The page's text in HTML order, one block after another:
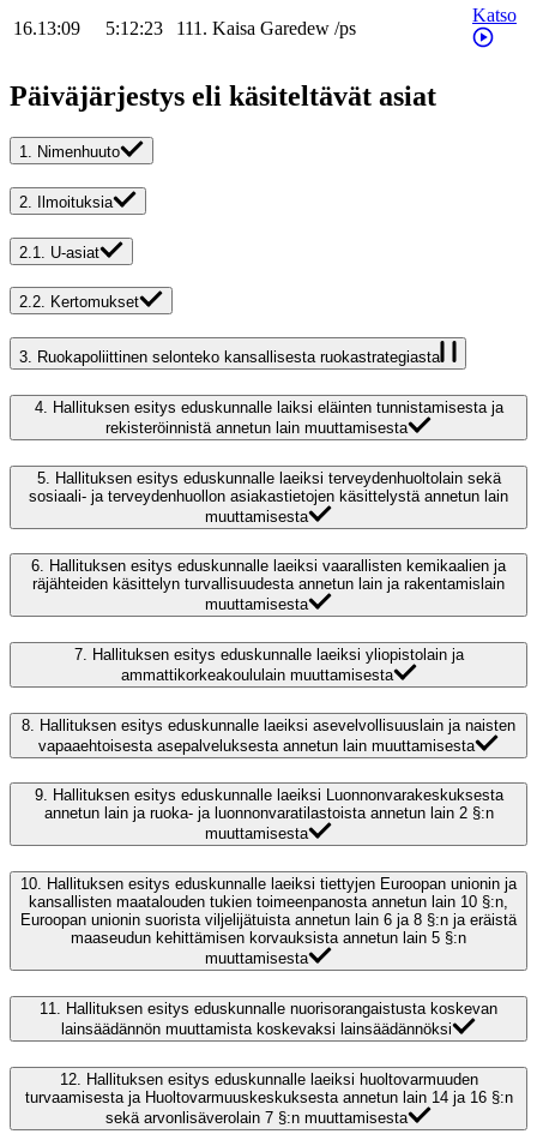
16.13:09 5:12:23 111. Kaisa Garedew /ps
Katso
Päiväjärjestys eli käsiteltävät asiat
1. Nimenhuuto
2. Ilmoituksia
2.1. U-asiat
2.2. Kertomukset
3. Ruokapoliittinen selonteko kansallisesta ruokastrategiasta
4.
Hallituksen esitys eduskunnalle laiksi eläinten tunnistamisesta ja
rekisteröinnistä annetun lain muuttamisesta
5. Hallituksen esitys eduskunnalle laeiksi terveydenhuoltolain sekä
sosiaali- ja terveydenhuollon asiakastietojen käsittelystä annetun lain
muuttamisesta
6. Hallituksen esitys eduskunnalle laeiksi vaarallisten kemikaalien ja
räjähteiden käsittelyn turvallisuudesta annetun lain ja rakentamislain
muuttamisesta
7. Hallituksen esitys eduskunnalle laeiksi yliopistolain ja
ammattikorkeakoululain muuttamisesta
8.
Hallituksen esitys eduskunnalle laeiksi asevelvollisuuslain ja naisten
vapaaehtoisesta asepalveluksesta annetun lain muuttamisesta
9. Hallituksen esitys eduskunnalle laeiksi Luonnonvarakeskuksesta
annetun lain ja ruoka- ja luonnonvaratilastoista annetun lain 2 §:n
muuttamisesta
10. Hallituksen esitys eduskunnalle laeiksi tiettyjen Euroopan unionin ja
kansallisten maatalouden tukien toimeenpanosta annetun lain 10 §:n,
Euroopan unionin suorista viljelijätuista annetun lain 6 ja 8 §:n ja eräistä
maaseudun kehittämisen korvauksista annetun lain 5 §:n
muuttamisesta
11.
Hallituksen esitys eduskunnalle nuorisorangaistusta koskevan
lainsäädännön muuttamista koskevaksi lainsäädännöksi
12. Hallituksen esitys eduskunnalle laeiksi huoltovarmuuden
turvaamisesta ja Huoltovarmuuskeskuksesta annetun lain 14 ja 16 §:n
sekä arvonlisäverolain 7 §:n muuttamisesta